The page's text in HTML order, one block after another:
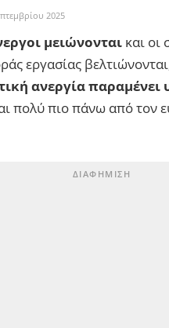
2025
μειώνονται και οι
εργασίας
ανεργία παραμένει
πολύ πιο πάνω από τον